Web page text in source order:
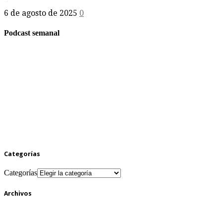
6 de agosto de 2025 0
Podcast semanal
Categorías
Categorías
Archivos